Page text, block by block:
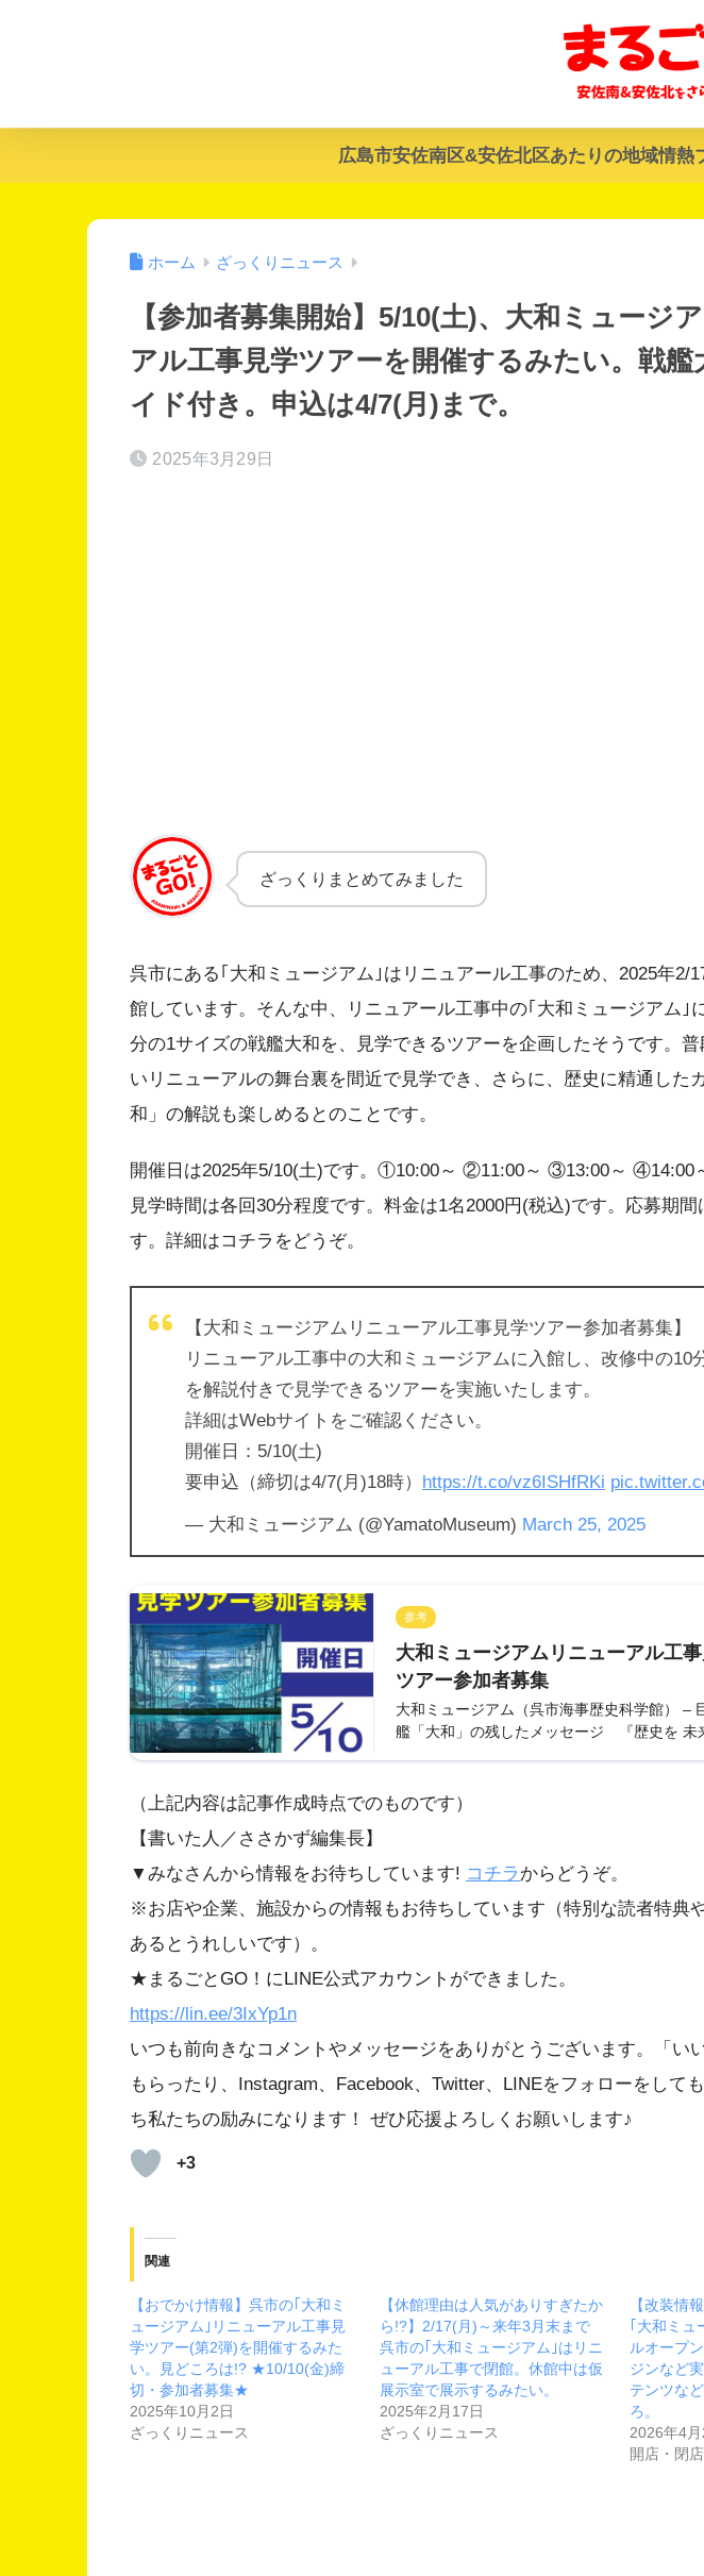
広島市安佐南区&安佐北区あたりの地域情熱
ホーム ざっくりニュース
【参加者募集開始】5/10(土)、大和ミュージ
アル工事見学ツアーを開催するみたい。戦艦
イド付き。申込は4/7(月)まで。
2025年3月29日
ざっくりまとめてみました
呉市にある｢大和ミュージアム｣はリニュアール工事のため、2025年2/
館しています。そんな中、リニュアール工事中の｢大和ミュージアム｣
分の1サイズの戦艦大和を、見学できるツアーを企画したそうです。
いリニューアルの舞台裏を間近で見学でき、さらに、歴史に精通した
和」の解説も楽しめるとのことです。
開催日は2025年5/10(土)です。①10:00～ ②11:00～ ③13:00～ ④14:00
見学時間は各回30分程度です。料金は1名2000円(税込)です。応募期
す。詳細はコチラをどうぞ。
【大和ミュージアムリニューアル工事見学ツアー参加者募集】
リニューアル工事中の大和ミュージアムに入館し、改修中の10
を解説付きで見学できるツアーを実施いたします。
詳細はWebサイトをご確認ください。
開催日：5/10(土)
要申込（締切は4/7(月)18時） https://t.co/vz6ISHfRKi
— 大和ミュージアム (@YamatoMuseum) March 25, 2025
参考
大和ミュージアムリニューアル工
ツアー参加者募集
大和ミュージアム（呉市海事歴史科学館） –
艦「大和」の残したメッセージ 『歴史を 未
（上記内容は記事作成時点でのものです）
【書いた人／ささかず編集長】
▼みなさんから情報をお待ちしています! コチラ からどうぞ。
※お店や企業、施設からの情報もお待ちしています（特別な読者特典
あるとうれしいです）。
★まるごとGO！にLINE公式アカウントができました。
https://lin.ee/3IxYp1n
いつも前向きなコメントやメッセージをありがとうございます。「い
もらったり、Instagram、Facebook、Twitter、LINEをフォローをして
ち私たちの励みになります！ ぜひ応援よろしくお願いします♪
+3
関連
【おでかけ情報】呉市の｢大和ミ
ュージアム｣リニューアル工事見
学ツアー(第2弾)を開催するみた
い。見どころは!? ★10/10(金)締
切・参加者募集★
2025年10月2日
ざっくりニュース
【休館理由は人気がありすぎたか
ら!?】2/17(月)～来年3月末まで
呉市の｢大和ミュージアム｣はリニ
ューアル工事で閉館。休館中は仮
展示室で展示するみたい。
2025年2月17日
ざっくりニュース
【改装情
｢大和ミ
ルオープ
ジンなど
テンツな
ろ。
2026年4月
開店・閉